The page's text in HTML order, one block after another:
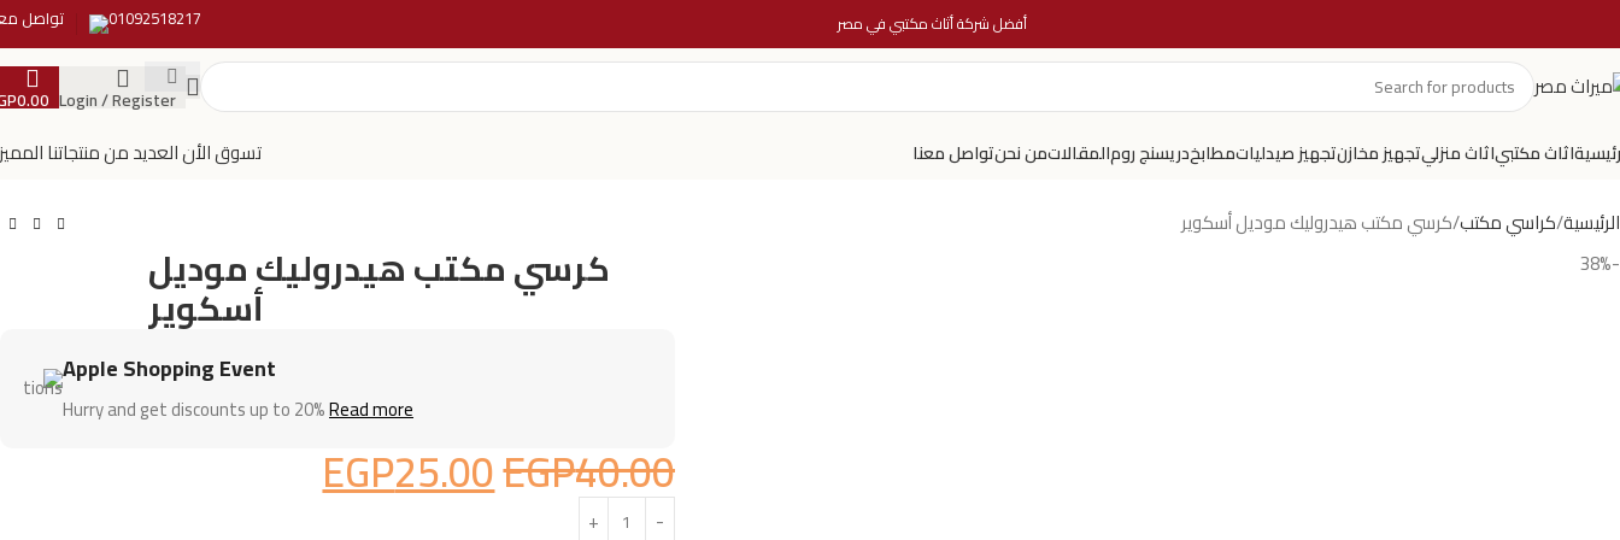
أفضل شركة أثاث مكتبي في مصر 01092518217 تواصل
Login / Register
0.00
اثاث مكتبياثاث منزليتجهيز مخازنتجهيز صيدلياتمطابخدريسنج رومالمقالاتمن نحنتواصل معنا تسوق الأن العديد من منتجاتنا
الرئيسية كراسي مكتب كرسي مكتب هيدروليك موديل أسكوير
-38%
كرسي مكتب هيدروليك موديل
أسكوير
Apple Shopping Event
Hurry and get discounts up to 20%Read more
EGP40.00
EGP25.00